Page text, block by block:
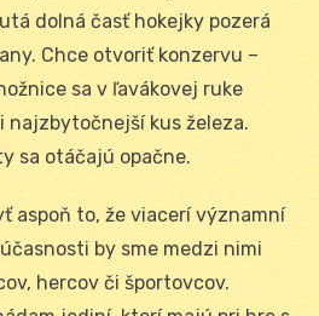
dolná časť hokejky pozerá
Chce otvoriť konzervu –
sa v ľavákovej ruke
kus železa.
sa otáčajú opačne.
aspoň to, že viacerí významní
by sme medzi nimi
hercov či športovcov.